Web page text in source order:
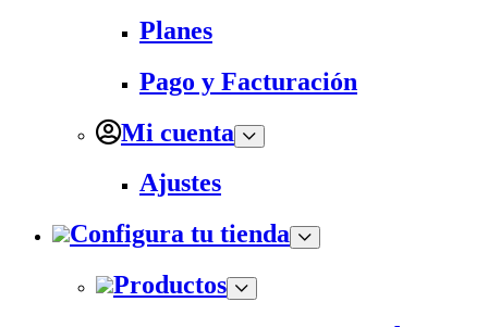
Planes
Pago y Facturación
Mi cuenta
Ajustes
Configura tu tienda
Productos